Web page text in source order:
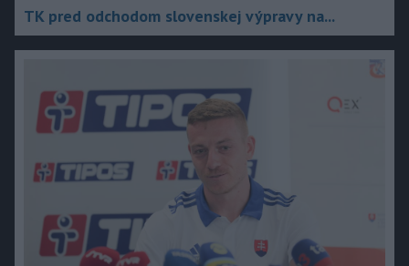
TK pred odchodom slovenskej výpravy na...